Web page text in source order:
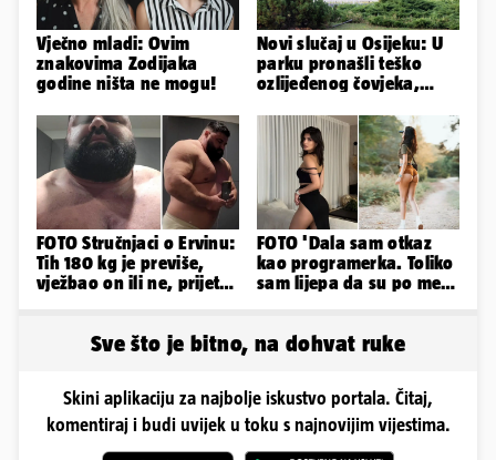
Vječno mladi: Ovim
znakovima Zodijaka
godine ništa ne mogu!
Novi slučaj u Osijeku: U
parku pronašli teško
ozlijeđenog čovjeka,
FOTO Stručnjaci o Ervinu:
Tih 180 kg je previše,
vježbao on ili ne, prijete
FOTO 'Dala sam otkaz
kao programerka. Toliko
sam lijepa da su po meni
Sve što je bitno, na dohvat ruke
Skini aplikaciju za najbolje iskustvo portala. Čitaj,
komentiraj i budi uvijek u toku s najnovijim vijestima.